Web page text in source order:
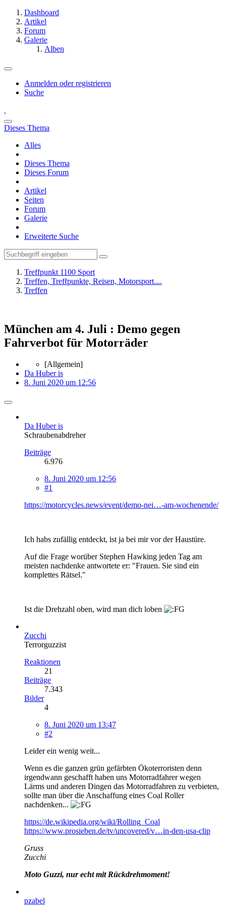
Dashboard
Artikel
Forum
Galerie
Alben
Anmelden oder registrieren
Suche
Dieses Thema
Alles
Dieses Thema
Dieses Forum
Artikel
Seiten
Forum
Galerie
Erweiterte Suche
Treffpunkt 1100 Sport
Treffen, Treffpunkte, Reisen, Motorsport....
Treffen
München am 4. Juli : Demo gegen
Fahrverbot für Motorräder
[Allgemein]
Da Huber is
8. Juni 2020 um 12:56
Da Huber is
Schraubenabdreher
Beiträge
6.976
8. Juni 2020 um 12:56
#1
https://motorcycles.news/event/demo-nei…-am-wochenende/
Ich habs zufällig entdeckt, ist ja bei mir vor der Haustüre.
Auf die Frage worüber Stephen Hawking jeden Tag am
meisten nachdenke antwortete er: "Frauen. Sie sind ein
komplettes Rätsel."
Ist die Drehzahl oben, wird man dich loben
Zucchi
Terrorguzzist
Reaktionen
21
Beiträge
7.343
Bilder
4
8. Juni 2020 um 13:47
#2
Leider ein wenig weit...
Wenn es die ganzen grün gefärbten Ökoterroristen denn
irgendwann geschafft haben uns Motorradfahrer wegen
Lärms und anderen Dingen das Motorradfahren zu verbieten,
sollte man über die Anschaffung eines Coal Roller
nachdenken...
https://de.wikipedia.org/wiki/Rolling_Coal
https://www.prosieben.de/tv/uncovered/v…in-den-usa-clip
Gruss
Zucchi
Moto Guzzi, nur echt mit Rückdrehmoment!
pzabel